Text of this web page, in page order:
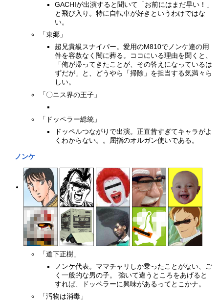
GACHIが出演すると聞いて「お前にはまだ早い！」
と飛び入り。特に自転車が好きというわけではな
い。
「東郷」
超兄貴級スナイパー。愛用のM810でノンケ達の用
件を容赦なく闇に葬る。ココにいる理由を聞くと、
「俺が帰ってきたことが、その答えになっているは
ずだが」と、どうやら「掃除」を担当する気満々ら
しい。
「〇ニス界の王子」
「ドッペラー総統」
ドッペルつながりで出演。正直昔すぎてキャラがよ
くわからない。。屈指のオルガン使いである。
ノンケ
「道下正樹」
ノンケ代表。ママチャリしか乗ったことがない、ご
く一般的な男の子。 強いて違うところをあげると
すれば、ドッペラーに興味があるってとこかナ。
「汚物は消毒」